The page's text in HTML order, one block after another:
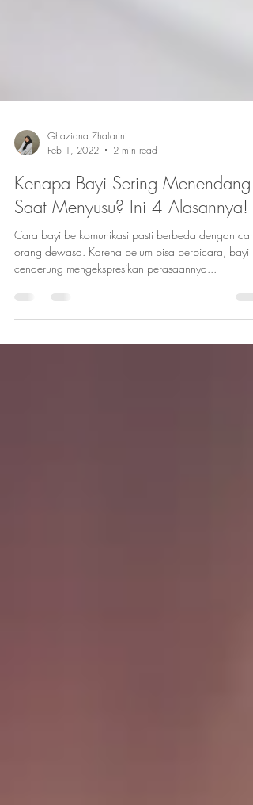
Feb 1, 2022
2 min read
Kenapa Bayi Sering Menendang
Saat Menyusu? Ini 4 Alasannya!
Cara bayi berkomunikasi pasti berbeda dengan cara
cenderung mengekspresikan perasaannya...